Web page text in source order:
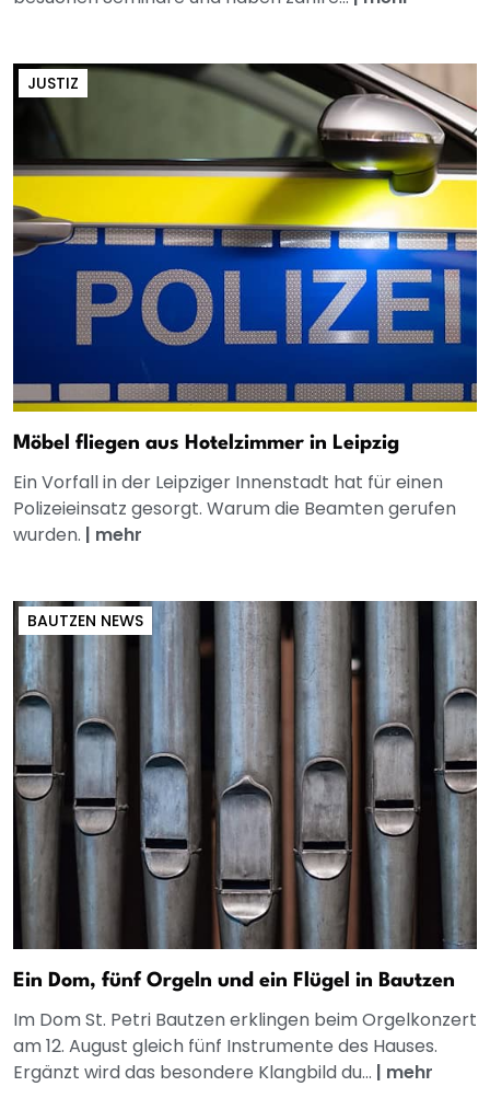
JUSTIZ
Möbel fliegen aus Hotelzimmer in Leipzig
Ein Vorfall in der Leipziger Innenstadt hat für einen
Polizeieinsatz gesorgt. Warum die Beamten gerufen
wurden. | mehr
BAUTZEN NEWS
Ein Dom, fünf Orgeln und ein Flügel in Bautzen
Im Dom St. Petri Bautzen erklingen beim Orgelkonzert
am 12. August gleich fünf Instrumente des Hauses.
Ergänzt wird das besondere Klangbild du... | mehr